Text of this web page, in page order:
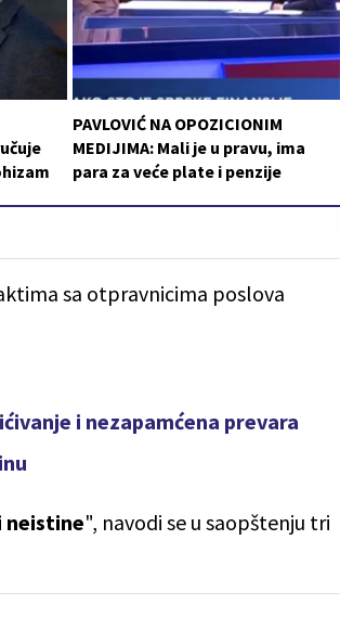
PAVLOVIĆ NA OPOZICIONIM
MEDIJIMA: Mali je u pravu, ima
para za veće plate i penzije
sa otpravnicima poslova
i nezapamćena prevara
neistine", navodi se u saopštenju tri